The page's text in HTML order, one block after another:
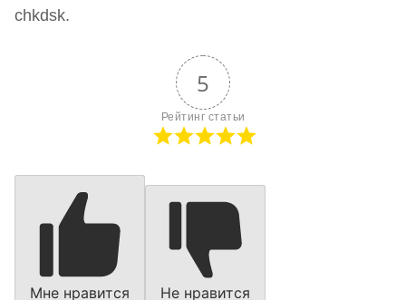
chkdsk.
5
Рейтинг статьи
Мне нравится Не нравится